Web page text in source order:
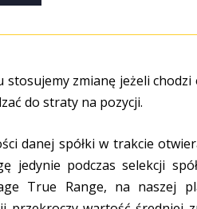
zmianę jeżeli
do straty na pozycji.
danej spółki w trakcie
jedynie podczas selekcji
True Range, na naszej